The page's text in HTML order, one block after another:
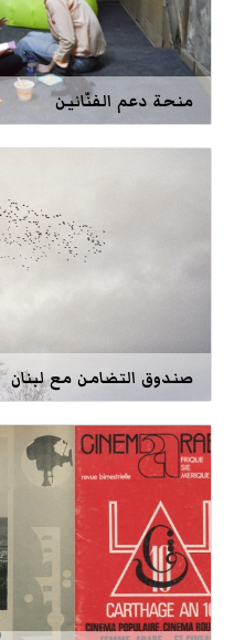
منحة دعم الفنّانين
صندوق التضامن مع لبنان